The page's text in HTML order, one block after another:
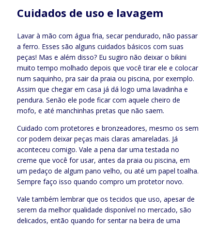
Cuidados de uso e lavagem
Lavar à mão com água fria, secar pendurado, não passar
a ferro. Esses são alguns cuidados básicos com suas
peças! Mas e além disso? Eu sugiro não deixar o bikini
muito tempo molhado depois que você tirar ele e colocar
num saquinho, pra sair da praia ou piscina, por exemplo.
Assim que chegar em casa já dá logo uma lavadinha e
pendura. Senão ele pode ficar com aquele cheiro de
mofo, e até manchinhas pretas que não saem.
Cuidado com protetores e bronzeadores, mesmo os sem
cor podem deixar peças mais claras amareladas. Já
aconteceu comigo. Vale a pena dar uma testada no
creme que você for usar, antes da praia ou piscina, em
um pedaço de algum pano velho, ou até um papel toalha.
Sempre faço isso quando compro um protetor novo.
Vale também lembrar que os tecidos que uso, apesar de
serem da melhor qualidade disponível no mercado, são
delicados, então quando for sentar na beira de uma